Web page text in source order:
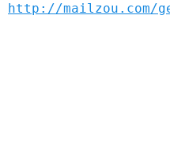
http://mailzou.com/